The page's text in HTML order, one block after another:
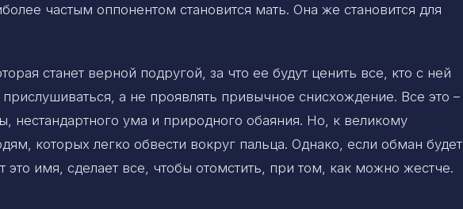
частым оппонентом становится мать. Она же становится для
станет верной подругой, за что ее будут ценить все, кто с ней
а не проявлять привычное снисхождение. Все это –
нестандартного ума и природного обаяния. Но, к великому
которых легко обвести вокруг пальца. Однако, если обман будет
это имя, сделает все, чтобы отомстить, при том, как можно жестче.